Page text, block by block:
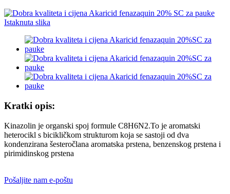
Kratki opis:
Kinazolin je organski spoj formule C8H6N2.To je aromatski
heterocikl s bicikličkom strukturom koja se sastoji od dva
kondenzirana šesteročlana aromatska prstena, benzenskog prstena i
pirimidinskog prstena
Pošaljite nam e-poštu